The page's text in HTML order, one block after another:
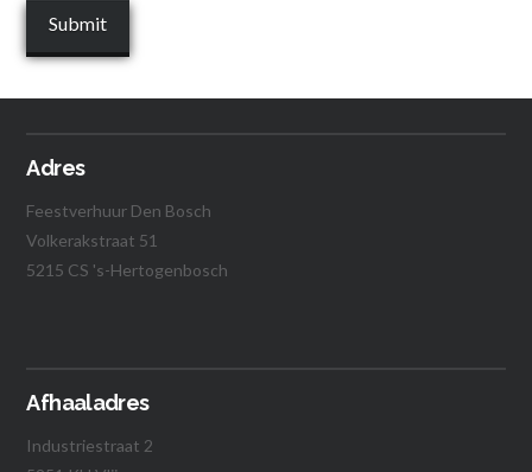
Adres
Feestverhuur Den Bosch
Volkerakstraat 51
5215 CS 's-Hertogenbosch
Afhaaladres
Industriestraat 2